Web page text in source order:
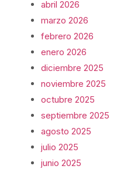
abril 2026
marzo 2026
febrero 2026
enero 2026
diciembre 2025
noviembre 2025
octubre 2025
septiembre 2025
agosto 2025
julio 2025
junio 2025